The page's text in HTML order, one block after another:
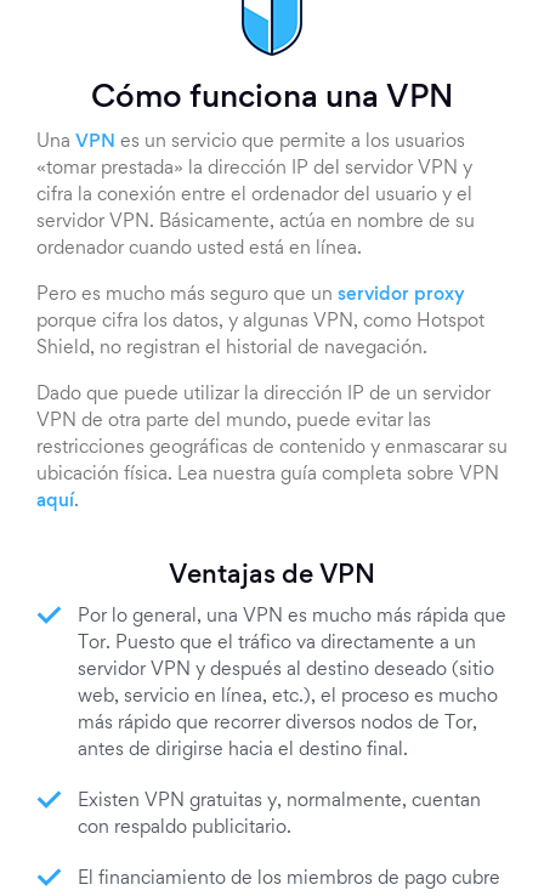
Cómo funciona una VPN
Una VPN es un servicio que permite a los usuarios
«tomar prestada» la dirección IP del servidor VPN y
cifra la conexión entre el ordenador del usuario y el
servidor VPN. Básicamente, actúa en nombre de su
ordenador cuando usted está en línea.
Pero es mucho más seguro que un servidor proxy
porque cifra los datos, y algunas VPN, como Hotspot
Shield, no registran el historial de navegación.
Dado que puede utilizar la dirección IP de un servidor
VPN de otra parte del mundo, puede evitar las
restricciones geográficas de contenido y enmascarar su
ubicación física. Lea nuestra guía completa sobre VPN
aquí.
Ventajas de VPN
Por lo general, una VPN es mucho más rápida que
Tor. Puesto que el tráfico va directamente a un
servidor VPN y después al destino deseado (sitio
web, servicio en línea, etc.), el proceso es mucho
más rápido que recorrer diversos nodos de Tor,
antes de dirigirse hacia el destino final.
Existen VPN gratuitas y, normalmente, cuentan
con respaldo publicitario.
El financiamiento de los miembros de pago cubre